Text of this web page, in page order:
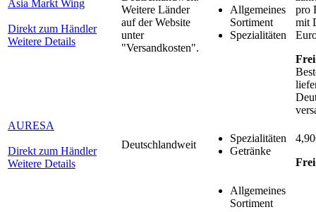
Asia Markt Wing
Direkt zum Händler
Weitere Details
Weitere Länder
auf der Website
unter
"Versandkosten".
Allgemeines
Sortiment
Spezialitäten
pro
mit
AURESA
Direkt zum Händler
Weitere Details
Deutschlandweit
Spezialitäten
Getränke
Allgemeines
Sortiment